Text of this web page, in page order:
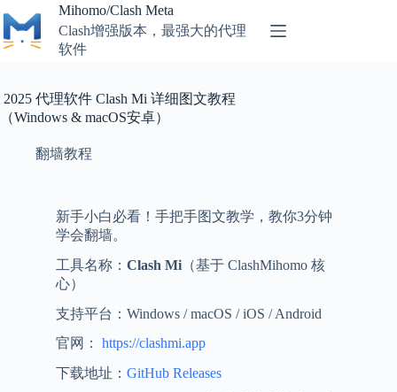
Mihomo/Clash Meta
Clash增强版本，最强大的代理
软件
2025 代理软件 Clash Mi 详细图文教程
（Windows & macOS安卓）
翻墙教程
新手小白必看！手把手图文教学，教你3分钟
学会翻墙。
工具名称： Clash Mi（基于 ClashMihomo 核
心）
支持平台：Windows / macOS / iOS / Android
官网： https://clashmi.app
下载地址： GitHub Releases